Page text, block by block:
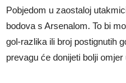
Pobjedom u zaostaloj
bodova s Arsenalom. To bi
gol-razlika ili broj postignutih
prevagu će donijeti bolji